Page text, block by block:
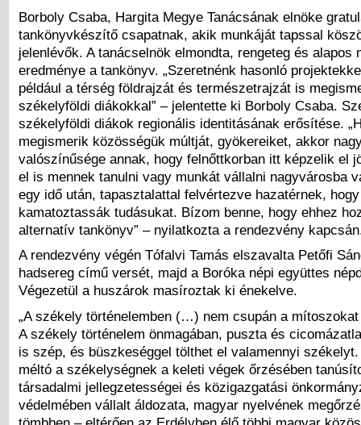
Borboly Csaba, Hargita Megye Tanácsának elnöke
tankönyvkészítő csapatnak, akik munkáját tapssal
jelenlévők. A tanácselnök elmondta, rengeteg és alapos
eredménye a tankönyv. „Szeretnénk hasonló
például a térség földrajzát és természetrajzát is
székelyföldi diákokkal” – jelentette ki Borboly Csaba.
székelyföldi diákok regionális identitásának erősítése.
megismerik közösségük múltját, gyökereiket, akkor
valószínűsége annak, hogy felnőttkorban itt képzelik el
el is mennek tanulni vagy munkát vállalni nagyvárosba
egy idő után, tapasztalattal felvértezve hazatérnek,
kamatoztassák tudásukat. Bízom benne, hogy ehhez
alternatív tankönyv” – nyilatkozta a rendezvény
A rendezvény végén Tófalvi Tamás elszavalta Petőfi
hadsereg című versét, majd a Boróka népi együttes
Végezetül a huszárok masíroztak ki énekelve.
„A székely történelemben (…) nem csupán a
A székely történelem önmagában, puszta és
is szép, és büszkeséggel tölthet el valamennyi
méltó a székelységnek a keleti végek őrzésében
társadalmi jellegzetességei és közigazgatási
védelmében vállalt áldozata, magyar nyelvének